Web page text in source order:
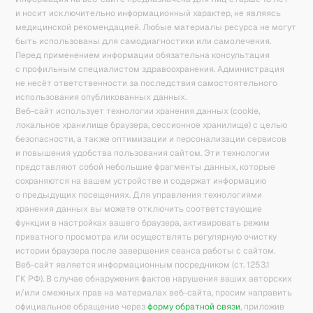
и носит исключительно информационный характер, не являясь
медицинской рекомендацией. Любые материалы ресурса не могут
быть использованы для самодиагностики или самолечения.
Перед применением информации обязательна консультация
с профильным специалистом здравоохранения. Администрация
не несёт ответственности за последствия самостоятельного
использования опубликованных данных.
Веб-сайт использует технологии хранения данных (cookie,
локальное хранилище браузера, сессионное хранилище) с целью
безопасности, а также оптимизации и персонализации сервисов
и повышения удобства пользования сайтом. Эти технологии
представляют собой небольшие фрагменты данных, которые
сохраняются на вашем устройстве и содержат информацию
о предыдущих посещениях. Для управления технологиями
хранения данных вы можете отключить соответствующие
функции в настройках вашего браузера, активировать режим
приватного просмотра или осуществлять регулярную очистку
истории браузера после завершения сеанса работы с сайтом.
Веб-сайт является информационным посредником (ст. 1253.1
ГК РФ). В случае обнаружения фактов нарушения ваших авторских
и/или смежных прав на материалах веб-сайта, просим направить
официальное обращение через форму обратной связи, приложив